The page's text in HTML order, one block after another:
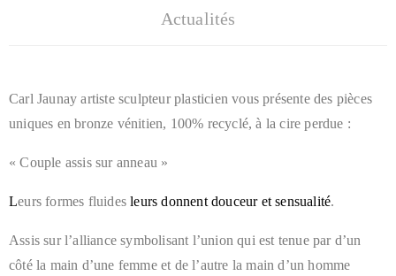
Actualités
Carl Jaunay artiste sculpteur plasticien vous présente des pièces
uniques en bronze vénitien, 100% recyclé, à la cire perdue :
« Couple assis sur anneau »
Leurs formes fluidesleurs donnent douceur et sensualité.
Assis sur l’alliance symbolisant l’union qui est tenue par d’un
côté la main d’une femme et de l’autre la main d’un homme